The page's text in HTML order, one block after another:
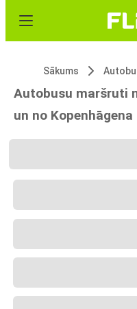
Sākums
Autobusu maršruti
un no Kopenhāgena